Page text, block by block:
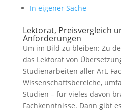
In eigener Sache
Lektorat, Preisvergleich
Anforderungen
Um im Bild zu bleiben: Zu
das Lektorat von
Studienarbeiten aller Art,
Wissenschaftsbereiche,
Studien – für vieles davon
Fachkenntnisse. Dann gibt